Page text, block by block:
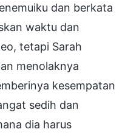
dan berkata
waktu dan
tetapi Sarah
menolaknya
kesempatan
sedih dan
dia harus